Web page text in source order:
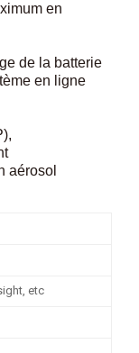
en
de la batterie
en ligne
aérosol
etc